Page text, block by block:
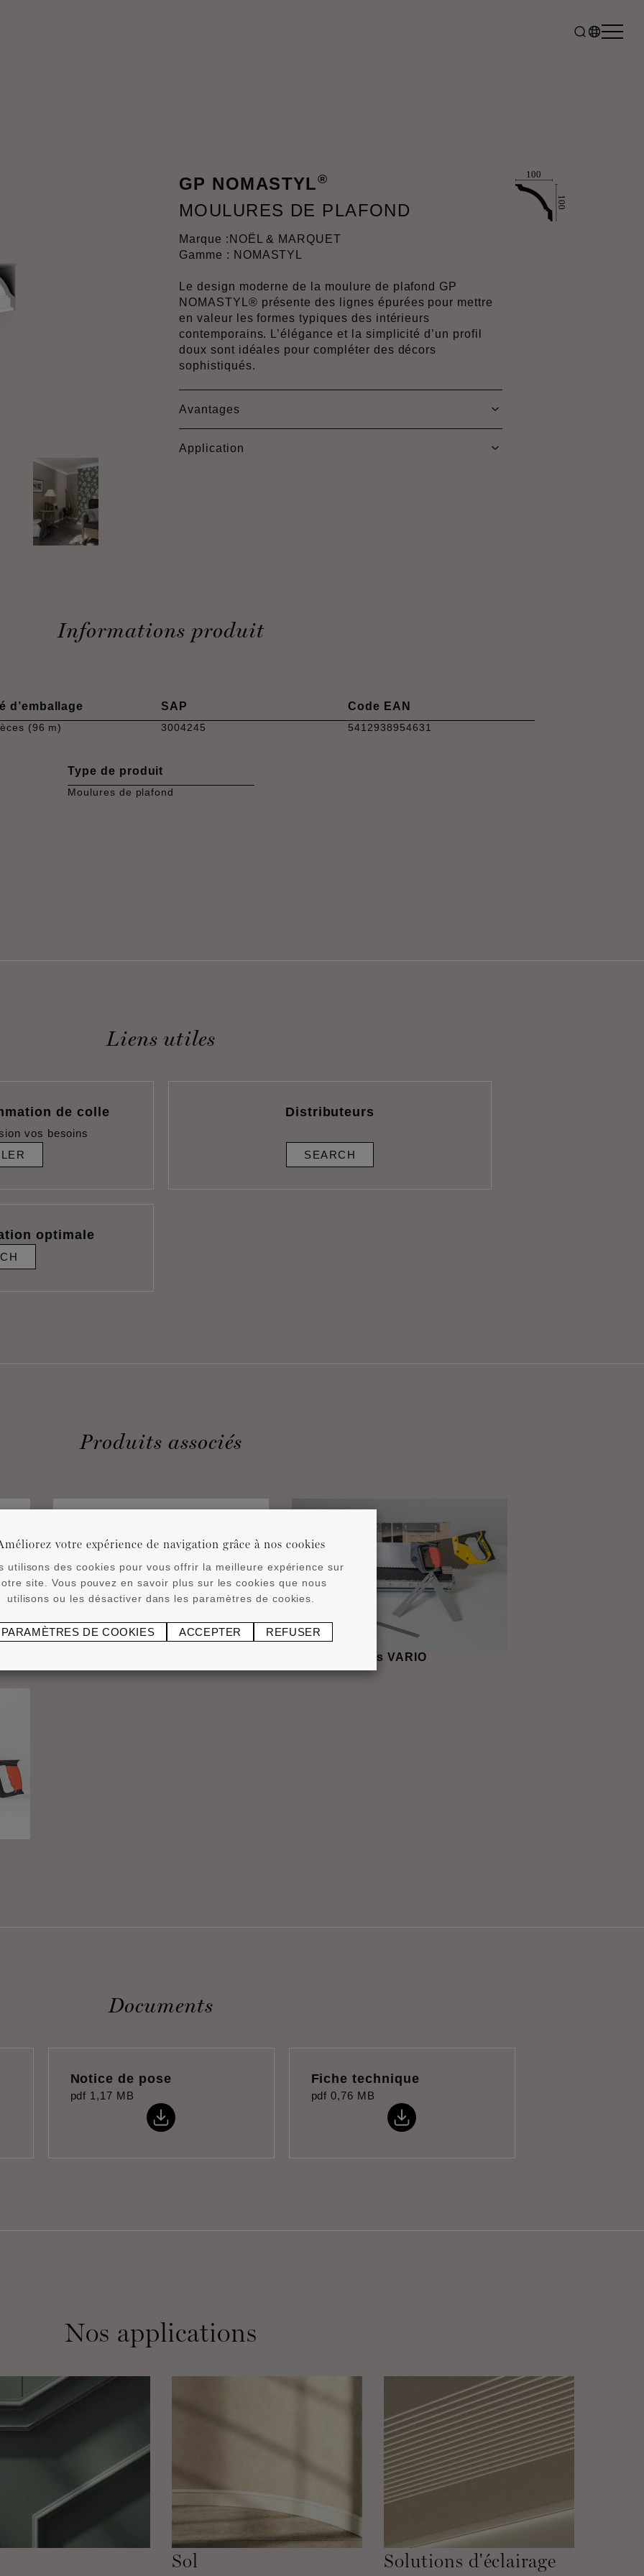
GP NOMASTYL®
MOULURES DE PLAFOND
Marque : NOËL & MARQUET
Gamme : NOMASTYL
Le design moderne de la moulure de plafond GP
NOMASTYL® présente des lignes épurées pour mettre
en valeur les formes typiques des intérieurs
contemporains. L’élégance et la simplicité d’un profil
doux sont idéales pour compléter des décors
sophistiqués.
Avantages
Application
Informations produit
d’emballage
(96 m)
SAP
3004245
Code EAN
5412938954631
Type de produit
Moulures de plafond
Liens utiles
de colle
vos besoins
Distributeurs
SEARCH
optimale
Produits associés
Boîte à onglets VARIO
Documents
Notice de pose
pdf 1,17 MB
Fiche technique
pdf 0,76 MB
Nos applications
Sol Solutions d'éclairage
votre expérience de navigation grâce à nos cookies
utilisons des cookies pour vous offrir la meilleure expérience sur
site. Vous pouvez en savoir plus sur les cookies que nous
utilisons ou les désactiver dans les paramètres de cookies.
PARAMÈTRES DE COOKIES ACCEPTER REFUSER